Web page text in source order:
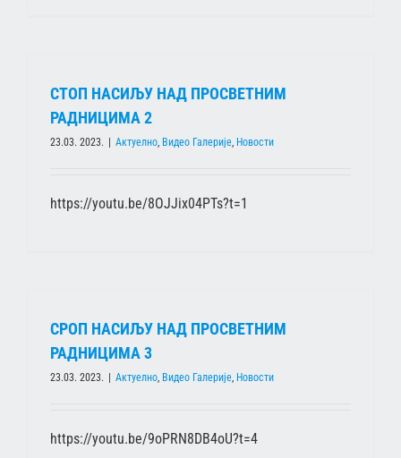
СТОП НАСИЉУ НАД ПРОСВЕТНИМ
РАДНИЦИМА 2
23.03. 2023. Актуелно, Видео Галерије, Новости
https://youtu.be/8OJJix04PTs?t=1
СРОП НАСИЉУ НАД ПРОСВЕТНИМ
РАДНИЦИМА 3
23.03. 2023. Актуелно, Видео Галерије, Новости
https://youtu.be/9oPRN8DB4oU?t=4